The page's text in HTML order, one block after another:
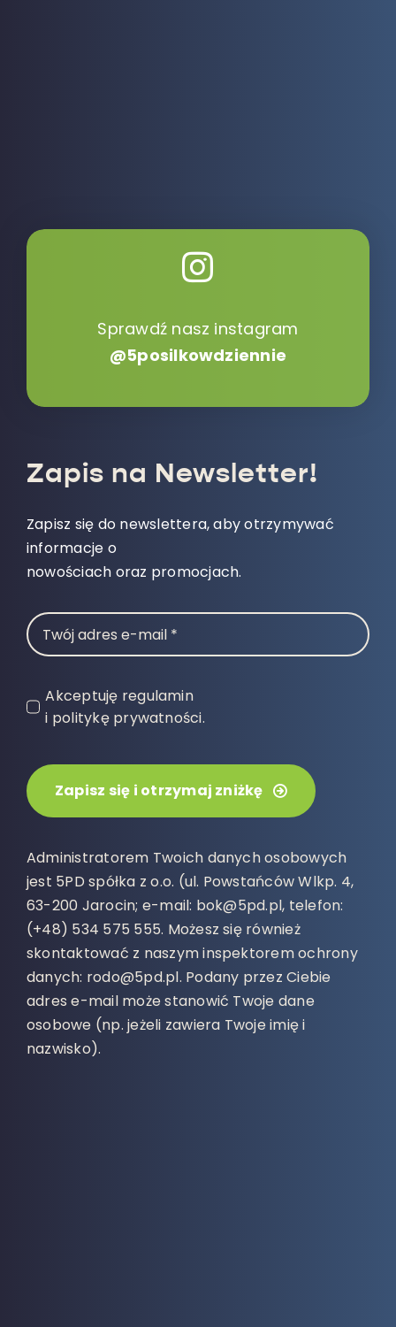
Sprawdź nasz instagram
@5posilkowdziennie
Zapis na Newsletter!
Zapisz się do newslettera, aby otrzymywać
informacje o
nowościach oraz promocjach.
Akceptuję regulamin
i politykę prywatności.
Zapisz się i otrzymaj zniżkę
Administratorem Twoich danych osobowych
jest 5PD spółka z o.o. (ul. Powstańców Wlkp. 4,
63-200 Jarocin; e-mail: bok@5pd.pl, telefon:
(+48) 534 575 555. Możesz się również
skontaktować z naszym inspektorem ochrony
danych: rodo@5pd.pl. Podany przez Ciebie
adres e-mail może stanowić Twoje dane
osobowe (np. jeżeli zawiera Twoje imię i
nazwisko).